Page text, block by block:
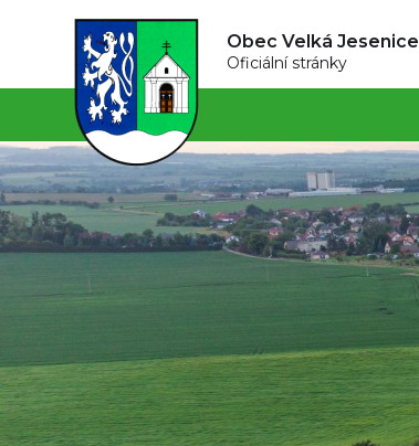
Obec Velká Jesenice
Oficiální stránky